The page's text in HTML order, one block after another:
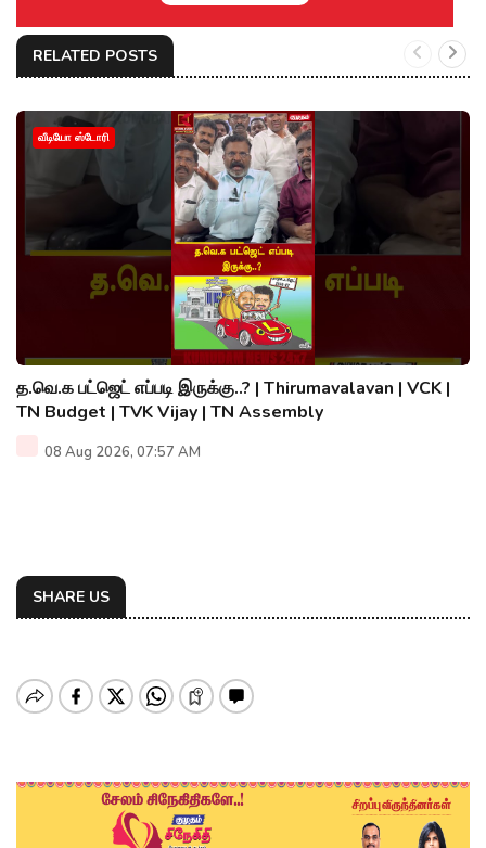
RELATED POSTS
வீடியோ ஸ்டோரி
த.வெ.க பட்ஜெட் எப்படி இருக்கு..? | Thirumavalavan | VCK |
TN Budget | TVK Vijay | TN Assembly
08 Aug 2026, 07:57 AM
SHARE US